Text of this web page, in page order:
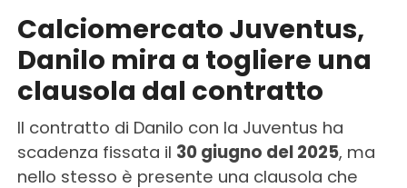
Calciomercato Juventus,
Danilo mira a togliere una
clausola dal contratto
Il contratto di Danilo con la Juventus ha
scadenza fissata il 30 giugno del 2025, ma
nello stesso è presente una clausola che